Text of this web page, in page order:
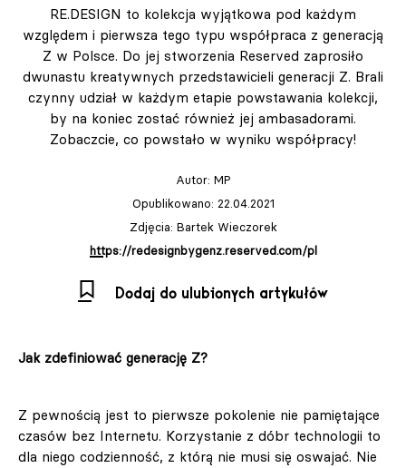
RE.DESIGN to kolekcja wyjątkowa pod każdym
względem i pierwsza tego typu współpraca z generacją
Z w Polsce. Do jej stworzenia Reserved zaprosiło
dwunastu kreatywnych przedstawicieli generacji Z. Brali
czynny udział w każdym etapie powstawania kolekcji,
by na koniec zostać również jej ambasadorami.
Zobaczcie, co powstało w wyniku współpracy!
Autor: MP
Opublikowano: 22.04.2021
Zdjęcia: Bartek Wieczorek
https://redesignbygenz.reserved.com/pl
Dodaj do ulubionych artykułów
Jak zdefiniować generację Z?
Z pewnością jest to pierwsze pokolenie nie pamiętające
czasów bez Internetu. Korzystanie z dóbr technologii to
dla niego codzienność, z którą nie musi się oswajać. Nie